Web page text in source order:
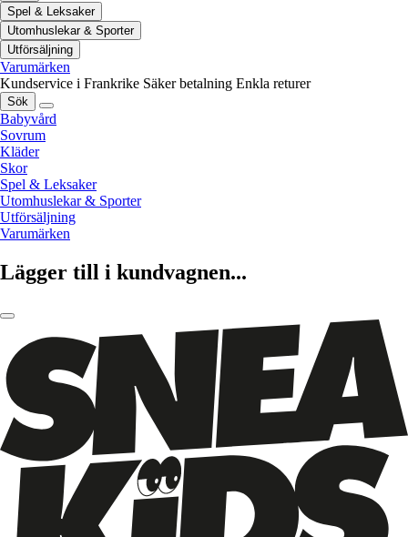
Spel & Leksaker
Utomhuslekar & Sporter
Utförsäljning
Varumärken
Kundservice i Frankrike Säker betalning Enkla returer
Sök
Babyvård
Sovrum
Kläder
Skor
Spel & Leksaker
Utomhuslekar & Sporter
Utförsäljning
Varumärken
Lägger till i kundvagnen...